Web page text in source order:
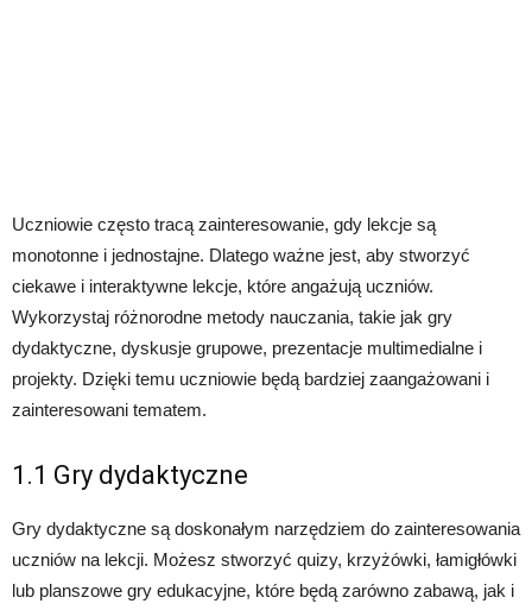
Uczniowie często tracą zainteresowanie, gdy lekcje są
monotonne i jednostajne. Dlatego ważne jest, aby stworzyć
ciekawe i interaktywne lekcje, które angażują uczniów.
Wykorzystaj różnorodne metody nauczania, takie jak gry
dydaktyczne, dyskusje grupowe, prezentacje multimedialne i
projekty. Dzięki temu uczniowie będą bardziej zaangażowani i
zainteresowani tematem.
1.1 Gry dydaktyczne
Gry dydaktyczne są doskonałym narzędziem do zainteresowania
uczniów na lekcji. Możesz stworzyć quizy, krzyżówki, łamigłówki
lub planszowe gry edukacyjne, które będą zarówno zabawą, jak i